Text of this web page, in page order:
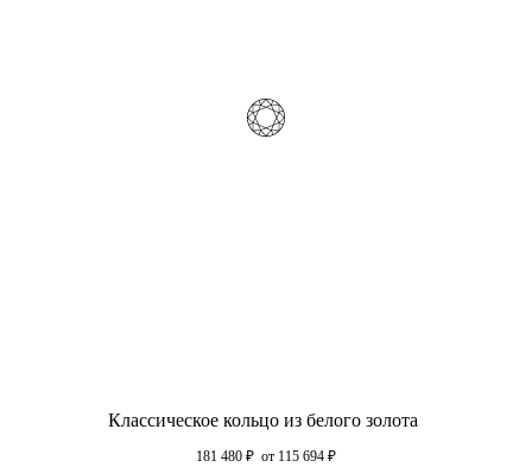
Классическое кольцо из белого золота
181 480 ₽ от 115 694 ₽